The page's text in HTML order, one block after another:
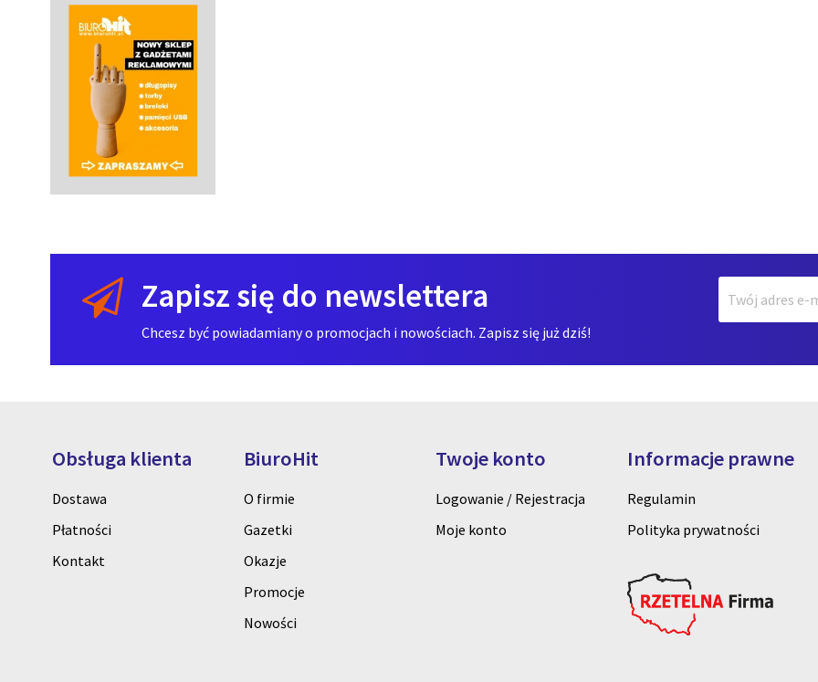
Zapisz się do newslettera
Chcesz być powiadamiany o promocjach i nowościach. Zapisz się już dziś!
Obsługa klienta
Dostawa
Płatności
Kontakt
BiuroHit
O firmie
Gazetki
Okazje
Promocje
Nowości
Twoje konto
Logowanie / Rejestracja
Moje konto
Informacje prawne
Regulamin
Polityka prywatności